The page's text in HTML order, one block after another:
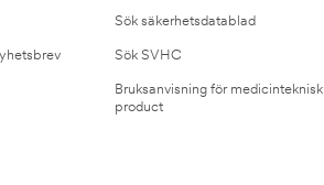
Sök säkerhetsdatablad
Sök SVHC
Bruksanvisning för medicinteknisk
product